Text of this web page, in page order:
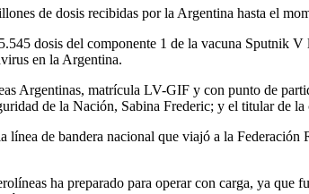
de dosis recibidas por la Argentina hasta el
dosis del componente 1 de la vacuna Sputnik
en la Argentina.
Argentinas, matrícula LV-GIF y con punto de
de la Nación, Sabina Frederic; y el titular de la
línea de bandera nacional que viajó a la
ha preparado para operar con carga, ya que